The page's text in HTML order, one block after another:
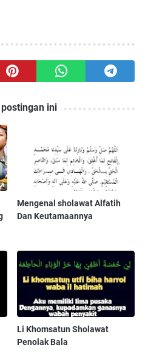
ini
Mengenal sholawat Alfatih
Dan Keutamaannya
Li Khomsatun Sholawat
Penolak Bala